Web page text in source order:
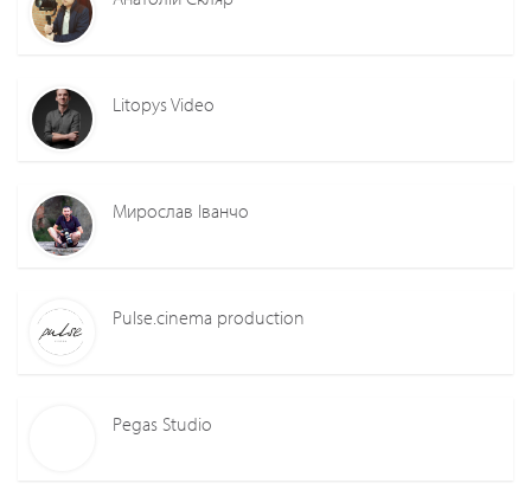
Litopys Video
Мирослав Іванчо
Pulse.cinema production
Pegas Studio